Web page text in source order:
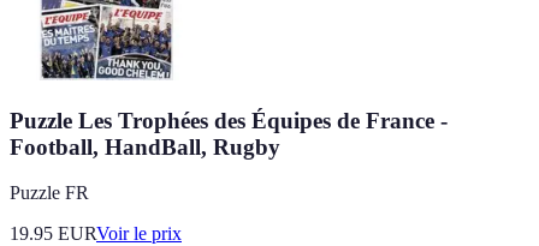
Puzzle Les Trophées des Équipes de France -
Football, HandBall, Rugby
Puzzle FR
19.95 EURVoir le prix